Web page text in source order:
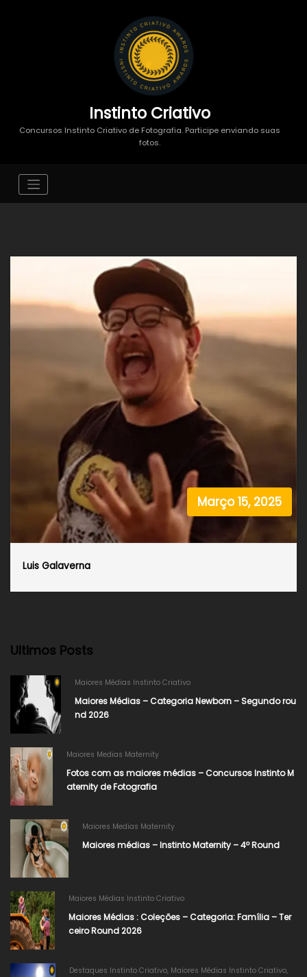
Instinto Criativo
Concursos Instinto Criativo de Fotografia. Participe enviando suas
fotos.
Março 15, 2025
Luis Galaverna
Ultimos Posts
Maiores Médias Instinto Criativo
Maiores Médias – Categoria Newborn – Segundo rou
nd 2026
Maiores Medias Maternity
Fotos com as maiores médias – Concursos Instinto M
aternity de Fotografia
Maiores Medias Maternity
Maiores médias – Instinto Maternity – 4º Round
Maiores Médias Instinto Criativo
Maiores Médias : Coleções – Categoria: Família – Ter
ceiro Round 2026
Destaques Instinto Criativo, Maiores Médias Instinto Criativo,